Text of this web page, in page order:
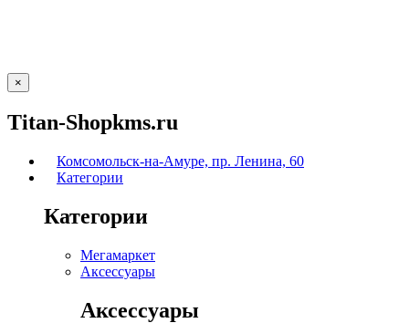
×
Titan-Shopkms.ru
Комсомольск-на-Амуре, пр. Ленина, 60
Категории
Категории
Мегамаркет
Аксессуары
Аксессуары